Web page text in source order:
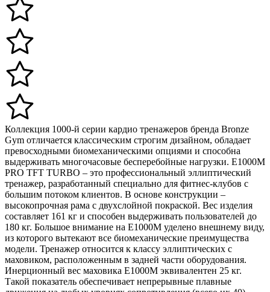
Коллекция 1000-й серии кардио тренажеров бренда Bronze
Gym отличается классическим строгим дизайном, обладает
превосходными биомеханическими опциями и способна
выдерживать многочасовые бесперебойные нагрузки. E1000M
PRO TFT TURBO – это профессиональный эллиптический
тренажер, разработанный специально для фитнес-клубов с
большим потоком клиентов. В основе конструкции –
высокопрочная рама с двухслойной покраской. Вес изделия
составляет 161 кг и способен выдерживать пользователей до
180 кг. Большое внимание на E1000M уделено внешнему виду,
из которого вытекают все биомеханические преимущества
модели. Тренажер относится к классу эллиптических с
маховиком, расположенным в задней части оборудования.
Инерционный вес маховика E1000M эквивалентен 25 кг.
Такой показатель обеспечивает непрерывные плавные